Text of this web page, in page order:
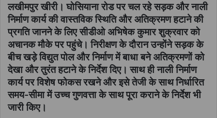
लखीमपुर खीरी। घोसियाना रोड पर चल रहे सड़क और नाली
निर्माण कार्य की वास्तविक स्थिति और अतिक्रमण हटाने की
प्रगति जानने के लिए सीडीओ अभिषेक कुमार शुक्रवार को
अचानक मौके पर पहुंचे। निरीक्षण के दौरान उन्होंने सड़क के
बीच खड़े विद्युत पोल और निर्माण में बाधा बने अतिक्रमणों को
देखा और तुरंत हटाने के निर्देश दिए। साथ ही नाली निर्माण
कार्य पर विशेष फोकस रखने और इसे तेजी के साथ निर्धारित
समय-सीमा में उच्च गुणवत्ता के साथ पूरा कराने के निर्देश भी
जारी किए।